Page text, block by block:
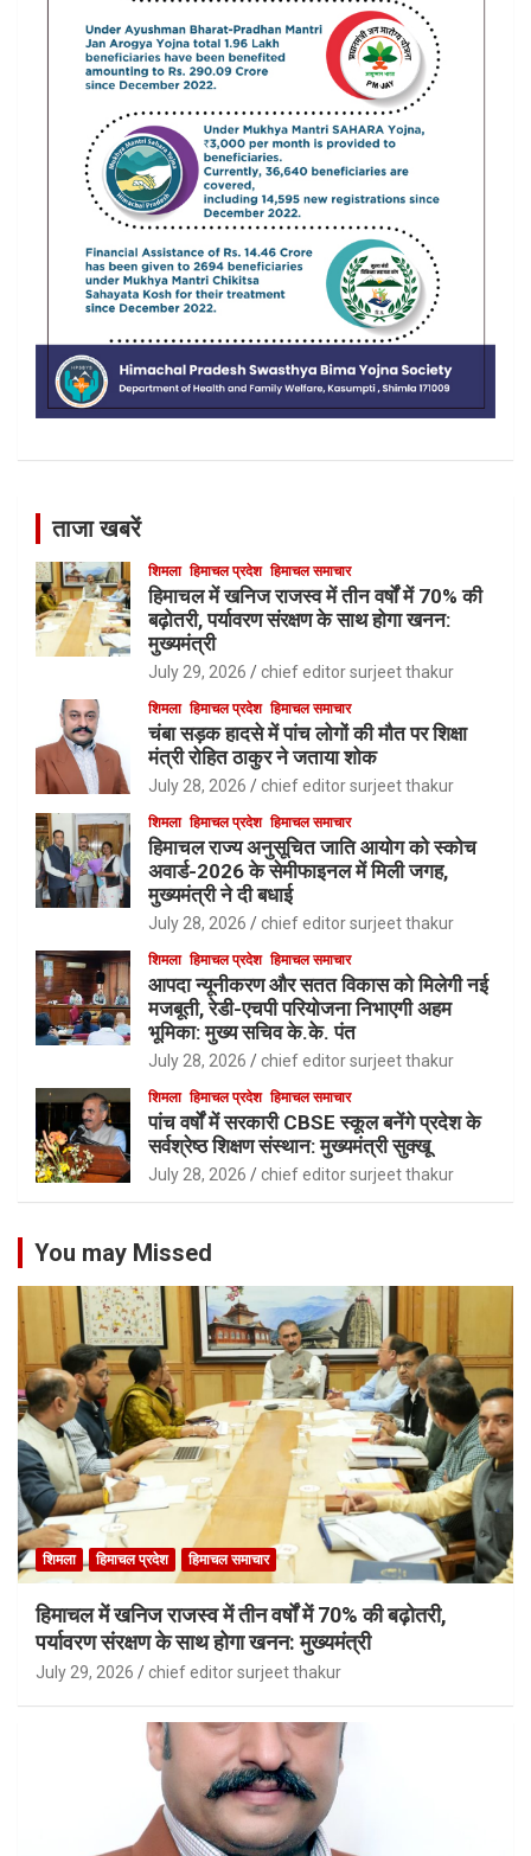
ताजा खबरें
शिमला हिमाचल प्रदेश हिमाचल समाचार
हिमाचल में खनिज राजस्व में तीन वर्षों में 70% की
बढ़ोतरी, पर्यावरण संरक्षण के साथ होगा खनन:
मुख्यमंत्री
July 29, 2026 chief editor surjeet thakur
शिमला हिमाचल प्रदेश हिमाचल समाचार
चंबा सड़क हादसे में पांच लोगों की मौत पर शिक्षा
मंत्री रोहित ठाकुर ने जताया शोक
July 28, 2026 chief editor surjeet thakur
शिमला हिमाचल प्रदेश हिमाचल समाचार
हिमाचल राज्य अनुसूचित जाति आयोग को स्कोच
अवार्ड-2026 के सेमीफाइनल में मिली जगह,
मुख्यमंत्री ने दी बधाई
July 28, 2026 chief editor surjeet thakur
शिमला हिमाचल प्रदेश हिमाचल समाचार
आपदा न्यूनीकरण और सतत विकास को मिलेगी नई
मजबूती, रेडी-एचपी परियोजना निभाएगी अहम
भूमिका: मुख्य सचिव के.के. पंत
July 28, 2026 chief editor surjeet thakur
शिमला हिमाचल प्रदेश हिमाचल समाचार
पांच वर्षों में सरकारी CBSE स्कूल बनेंगे प्रदेश के
सर्वश्रेष्ठ शिक्षण संस्थान: मुख्यमंत्री सुक्खू
July 28, 2026 chief editor surjeet thakur
You may Missed
शिमला हिमाचल प्रदेश हिमाचल समाचार
हिमाचल में खनिज राजस्व में तीन वर्षों में 70% की बढ़ोतरी,
पर्यावरण संरक्षण के साथ होगा खनन: मुख्यमंत्री
July 29, 2026 chief editor surjeet thakur